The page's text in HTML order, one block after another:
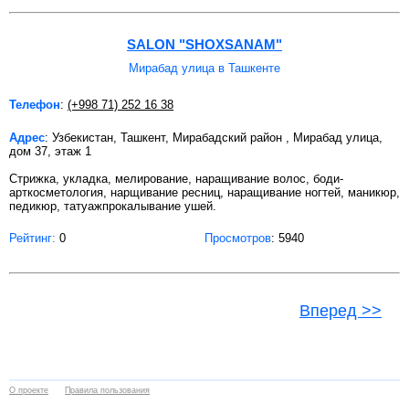
SALON "SHOXSANAM"
Мирабад улица в Ташкенте
Телефон: (+998 71) 252 16 38
Адрес: Узбекистан, Ташкент, Мирабадский район , Мирабад улица,
дом 37, этаж 1
Стрижка, укладка, мелирование, наращивание волос, боди-
арткосметология, нарщивание ресниц, наращивание ногтей, маникюр,
педикюр, татуажпрокалывание ушей.
Рейтинг: 0 Просмотров: 5940
Вперед >>
О проекте Правила пользования